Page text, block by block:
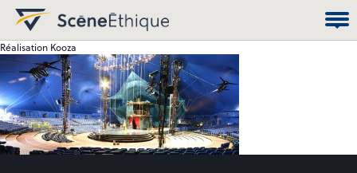
Réalisation Kooza